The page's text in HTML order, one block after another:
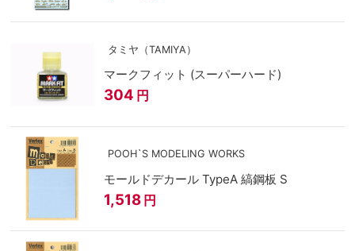
タミヤ（TAMIYA）
マークフィット (スーパーハード)
304 円
POOH`S MODELING WORKS
モールドデカール TypeA 縞鋼板 S
1,518 円